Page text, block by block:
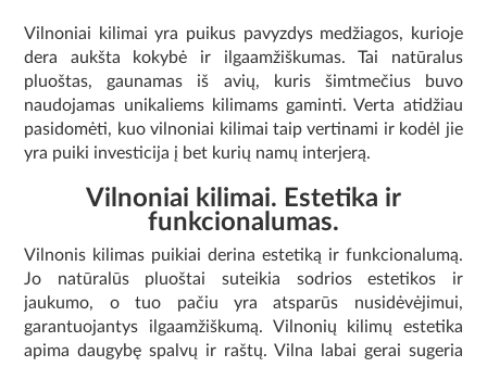
Vilnoniai kilimai yra puikus pavyzdys medžiagos, kurioje
dera aukšta kokybė ir ilgaamžiškumas.
Tai natūralus
pluoštas, gaunamas iš avių, kuris šimtmečius buvo
naudojamas unikaliems kilimams gaminti. Verta atidžiau
pasidomėti, kuo vilnoniai kilimai taip vertinami ir kodėl jie
yra puiki investicija į bet kurių namų interjerą.
Vilnoniai kilimai. Estetika ir
funkcionalumas.
Vilnonis kilimas puikiai derina estetiką ir funkcionalumą.
Jo natūralūs pluoštai suteikia sodrios estetikos ir
jaukumo, o tuo pačiu yra atsparūs nusidėvėjimui,
garantuojantys ilgaamžiškumą.
Vilnonių kilimų estetika
apima daugybę spalvų ir raštų. Vilna labai gerai sugeria